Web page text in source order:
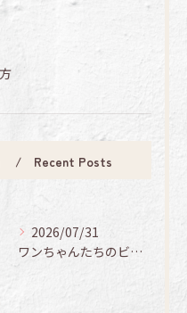
Recent Posts
2026/07/31
ワンちゃんたちのビューティーデイ🐶✨